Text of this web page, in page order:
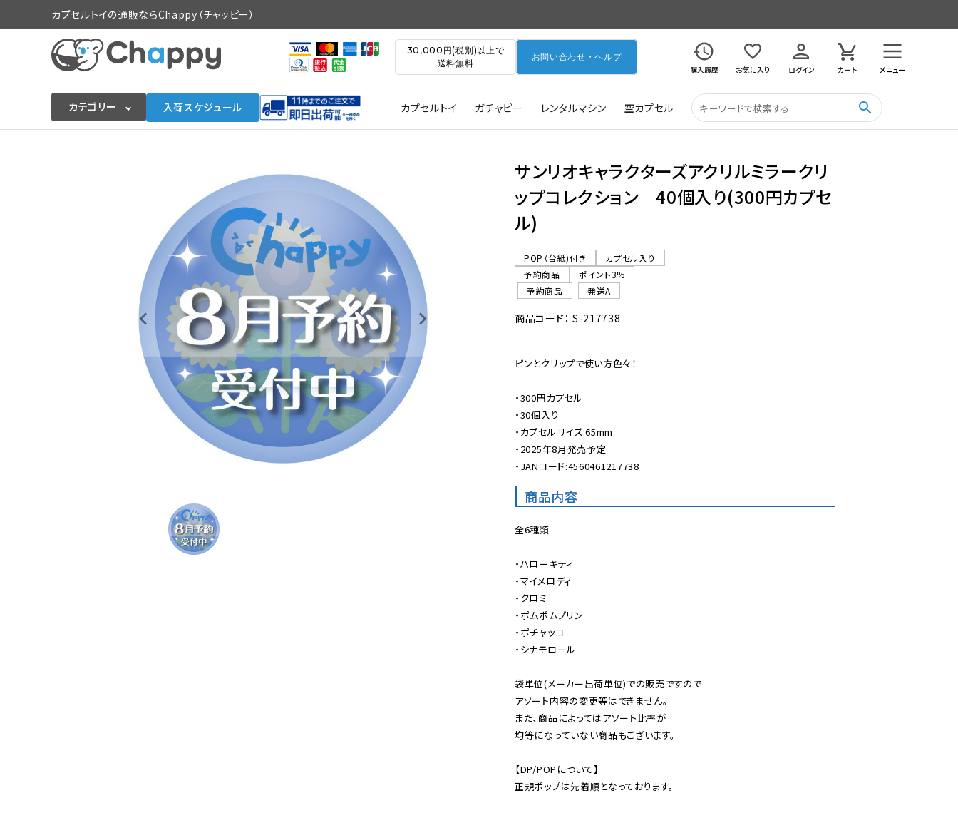
カプセルトイの通販ならChappy（チャッピー）
30,000円(税別)以上で
送料無料
お問い合わせ・ヘルプ
購入履歴
お気に入り ログイン カート メニュー
カテゴリー 入荷スケジュール カプセルトイ ガチャピー レンタルマシン 空カプセル search
サンリオキャラクターズアクリルミラークリ
ップコレクション 40個入り(300円カプセ
ル)
POP（台紙)付き
カプセル入り
予約商品
ポイント3%
予約商品
発送A
商品コード： S-217738
ピンとクリップで使い方色々！
・300円カプセル
・30個入り
・カプセルサイズ:65mm
・2025年8月発売予定
・JANコード:4560461217738
商品内容
全6種類
・ハローキティ
・マイメロディ
・クロミ
・ポムポムプリン
・ポチャッコ
・シナモロール
袋単位(メーカー出荷単位)での販売ですので
アソート内容の変更等はできません。
また、商品によってはアソート比率が
均等になっていない商品もございます。
【DP/POPについて】
正規ポップは先着順となっております。